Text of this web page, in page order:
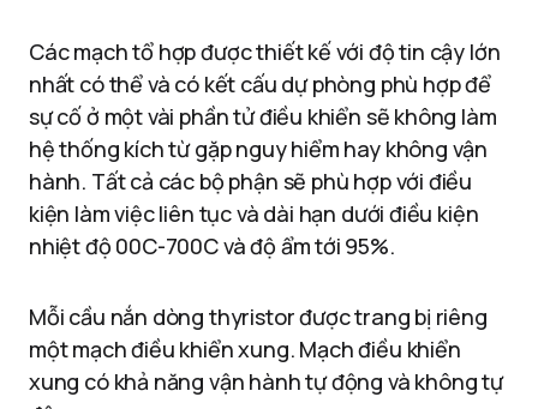
Các mạch tổ hợp được thiết kế với độ tin cậy lớn
nhất có thể và có kết cấu dự phòng phù hợp để
sự cố ở một vài phần tử điều khiển sẽ không làm
hệ thống kích từ gặp nguy hiểm hay không vận
hành. Tất cả các bộ phận sẽ phù hợp với điều
kiện làm việc liên tục và dài hạn dưới điều kiện
nhiệt độ 00C-700C và độ ẩm tới 95%.
Mỗi cầu nắn dòng thyristor được trang bị riêng
một mạch điều khiển xung. Mạch điều khiển
xung có khả năng vận hành tự động và không tự